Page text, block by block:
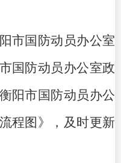
市国防动员办公室
国防动员办公室政
衡阳市国防动员办公
程图》，及时更新